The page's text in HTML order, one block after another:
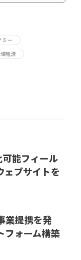
ミー
経済
能フィール
ェブサイトを
業提携を発
フォーム構築